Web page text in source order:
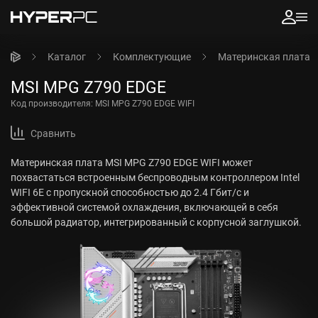
Каталог Комплектующие Материнская плата
MSI MPG Z790 EDGE
Код производителя: MSI MPG Z790 EDGE WIFI
Сравнить
Материнская плата MSI MPG Z790 EDGE WIFI может
похвастаться встроенным беспроводным контроллером Intel
WIFI 6E с пропускной способностью до 2.4 Гбит/с и
эффективной системой охлаждения, включающей в себя
большой радиатор, интегрированный с корпусной заглушкой.